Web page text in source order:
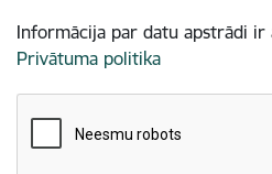
Informācija par datu apstrādi ir
Privātuma politika